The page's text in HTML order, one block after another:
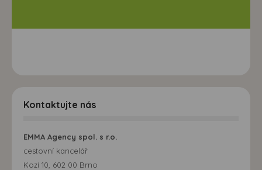
Kontaktujte nás
EMMA Agency spol. s r.o.
cestovní kancelář
Kozí 10, 602 00 Brno